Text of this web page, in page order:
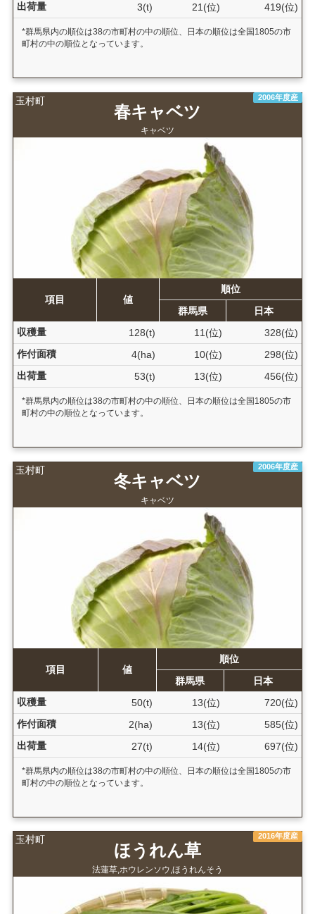
出荷量 3(t) 21(位) 419(位)
*群馬県内の順位は38の市町村の中の順位、日本の順位は全国1805の市
町村の中の順位となっています。
玉村町 2006年度産
春キャベツ
キャベツ
項目 値
順位
群馬県
日本
収穫量
128(t) 11(位)
328(位)
作付面積
4(ha) 10(位)
298(位)
出荷量
53(t) 13(位) 456(位)
*群馬県内の順位は38の市町村の中の順位、日本の順位は全国1805の市
町村の中の順位となっています。
玉村町 2006年度産
冬キャベツ
キャベツ
項目 値
順位
群馬県
日本
収穫量
50(t) 13(位)
720(位)
作付面積
2(ha) 13(位)
585(位)
出荷量
27(t) 14(位) 697(位)
*群馬県内の順位は38の市町村の中の順位、日本の順位は全国1805の市
町村の中の順位となっています。
玉村町 2016年度産
ほうれん草
法蓮草,ホウレンソウ,ほうれんそう